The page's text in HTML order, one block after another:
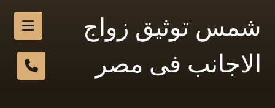
شمس توثيق زواج
الاجانب فى مصر